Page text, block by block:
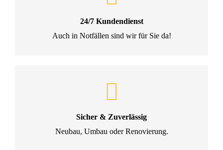
24/7 Kundendienst
Auch in Notfällen sind wir für Sie da!
Sicher & Zuverlässig
Neubau, Umbau oder Renovierung.